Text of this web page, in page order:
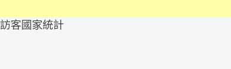
訪客國家統計